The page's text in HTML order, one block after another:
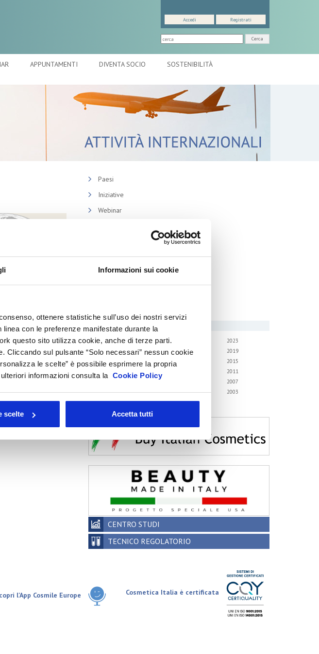
Informazioni sui cookie
ottenere statistiche sull’uso dei nostri servizi
con le preferenze manifestate durante la
questo sito utilizza cookie, anche di terze parti.
Cliccando sul pulsante “Solo necessari” nessun cookie
le scelte” è possibile esprimere la propria
informazioni consulta la Cookie Policy
scelte Accetta tutti
Cerca
Accedi Registrati
APPUNTAMENTI DIVENTA SOCIO
SOSTENIBILITÀ
Paesi
Iniziative
Webinar
Memorandum of Understanding
Corsi di formazione
Contatti utili
FAQ
Tutti gli anni
2026 2025
2023
2022
2021 2020
2019
2018
2017
2015
2014
2013
2011
2007
2006
2005 2004
2003
2002
CENTRO STUDI
TECNICO REGOLATORIO
Cosmetica Italia è certificata
l'App Cosmile Europe